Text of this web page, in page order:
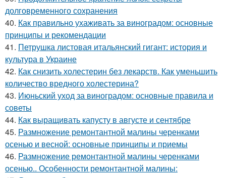
долговременного сохранения
40. Как правильно ухаживать за виноградом: основные
принципы и рекомендации
41. Петрушка листовая итальянский гигант: история и
культура в Украине
42. Как снизить холестерин без лекарств. Как уменьшить
количество вредного холестерина?
43. Июньский уход за виноградом: основные правила и
советы
44. Как выращивать капусту в августе и сентябре
45. Размножение ремонтантной малины черенками
осенью и весной: основные принципы и приемы
46. Размножение ремонтантной малины черенками
осенью.. Особенности ремонтантной малины: